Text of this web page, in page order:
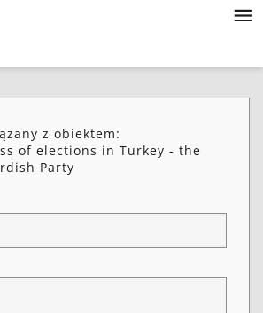
z obiektem:
of elections in Turkey - the
Party